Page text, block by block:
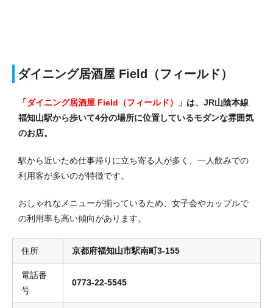
ダイニング居酒屋 Field（フィールド）
「ダイニング居酒屋 Field（フィールド）」 は、JR山陰本線
福知山駅から歩いて4分の場所に位置しているモダンな雰囲気
のお店。
駅から近いため仕事帰りに立ち寄る人が多く、一人飲みでの
利用客が多いのが特徴です。
おしゃれなメニューが揃っているため、女子会やカップルで
の利用率も高い傾向があります。
住所 京都府福知山市駅南町3-155
電話番
号
0773-22-5545